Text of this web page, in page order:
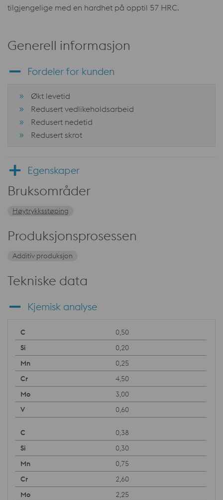
tilgjengelige med en hardhet på opptil 57 HRC.
Generell informasjon
Fordeler for kunden
Økt levetid
Redusert vedlikeholdsarbeid
Redusert nedetid
Redusert skrot
Egenskaper
Bruksområder
Høytrykksstøping
Produksjonsprosessen
Additiv produksjon
Tekniske data
Kjemisk analyse
0,50
0,20
0,25
4,50
3,00
0,60
0,38
0,30
0,75
2,60
2,25